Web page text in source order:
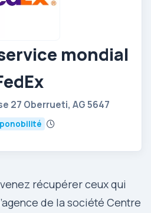
mondial
27 Oberrueti, AG 5647
récupérer ceux qui
de la société Centre